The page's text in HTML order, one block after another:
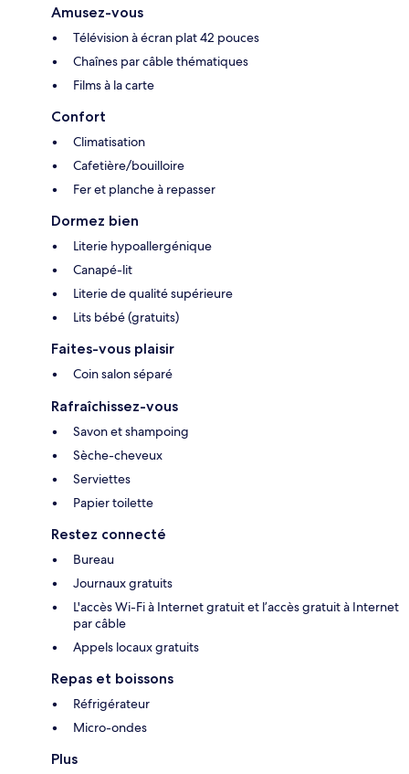
Amusez-vous
Télévision à écran plat 42 pouces
Chaînes par câble thématiques
Films à la carte
Confort
Climatisation
Cafetière/bouilloire
Fer et planche à repasser
Dormez bien
Literie hypoallergénique
Canapé-lit
Literie de qualité supérieure
Lits bébé (gratuits)
Faites-vous plaisir
Coin salon séparé
Rafraîchissez-vous
Savon et shampoing
Sèche-cheveux
Serviettes
Papier toilette
Restez connecté
Bureau
Journaux gratuits
L'accès Wi-Fi à Internet gratuit et l’accès gratuit à Internet
par câble
Appels locaux gratuits
Repas et boissons
Réfrigérateur
Micro-ondes
Plus